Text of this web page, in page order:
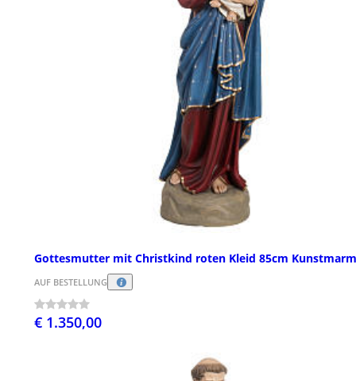
Gottesmutter mit Christkind roten Kleid 85cm
AUF BESTELLUNG
€ 1.350,00